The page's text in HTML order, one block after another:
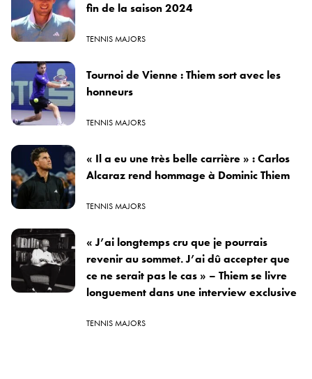
fin de la saison 2024
TENNIS MAJORS
Tournoi de Vienne : Thiem sort avec les
honneurs
TENNIS MAJORS
« Il a eu une très belle carrière » : Carlos
Alcaraz rend hommage à Dominic Thiem
TENNIS MAJORS
« J’ai longtemps cru que je pourrais
revenir au sommet. J’ai dû accepter que
ce ne serait pas le cas » – Thiem se livre
longuement dans une interview exclusive
TENNIS MAJORS